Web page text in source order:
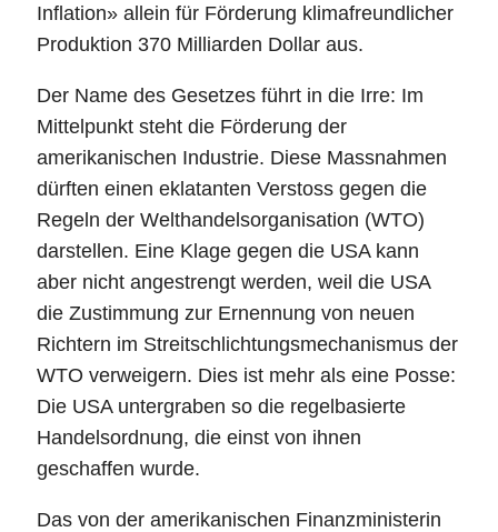
Inflation» allein für Förderung klimafreundlicher
Produktion 370 Milliarden Dollar aus.
Der Name des Gesetzes führt in die Irre: Im
Mittelpunkt steht die Förderung der
amerikanischen Industrie. Diese Massnahmen
dürften einen eklatanten Verstoss gegen die
Regeln der Welthandelsorganisation (WTO)
darstellen. Eine Klage gegen die USA kann
aber nicht angestrengt werden, weil die USA
die Zustimmung zur Ernennung von neuen
Richtern im Streitschlichtungsmechanismus der
WTO verweigern. Dies ist mehr als eine Posse:
Die USA untergraben so die regelbasierte
Handelsordnung, die einst von ihnen
geschaffen wurde.
Das von der amerikanischen Finanzministerin